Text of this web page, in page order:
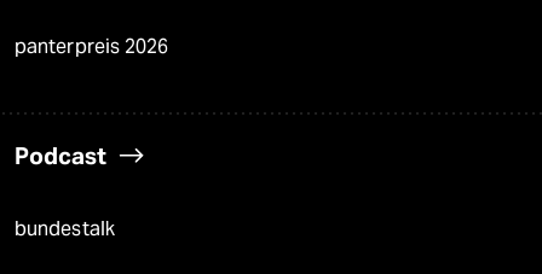
panterpreis 2026
Podcast
bundestalk